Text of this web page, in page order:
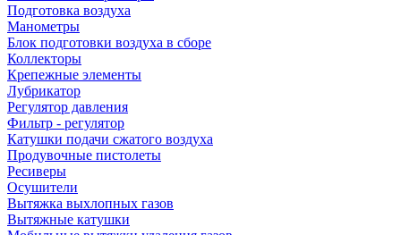
Подготовка воздуха
Манометры
Блок подготовки воздуха в сборе
Коллекторы
Крепежные элементы
Лубрикатор
Регулятор давления
Фильтр - регулятор
Катушки подачи сжатого воздуха
Продувочные пистолеты
Ресиверы
Осушители
Вытяжка выхлопных газов
Вытяжные катушки